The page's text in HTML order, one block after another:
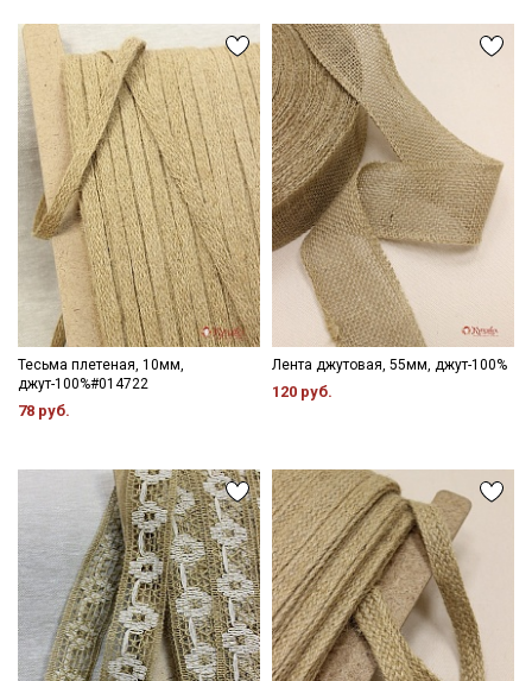
Тесьма плетеная, 10мм,
джут-100%#014722
78 руб.
Лента джутовая, 55мм, джут-100%
120 руб.